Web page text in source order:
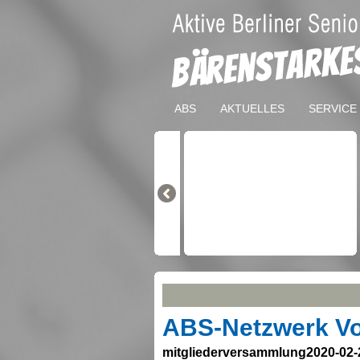
ABS AKTUELLES SERVICE
ABS-Netzwerk
mitgliederversammlung2020-02-